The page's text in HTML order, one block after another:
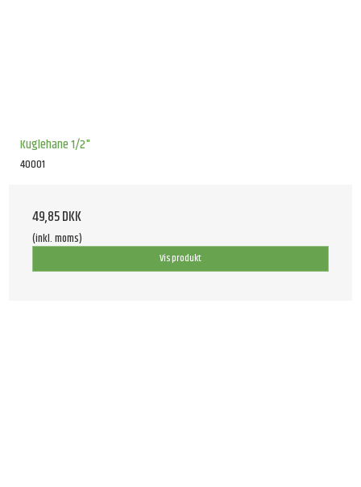
Kuglehane 1/2"
40001
49,85 DKK
(inkl. moms)
Vis produkt